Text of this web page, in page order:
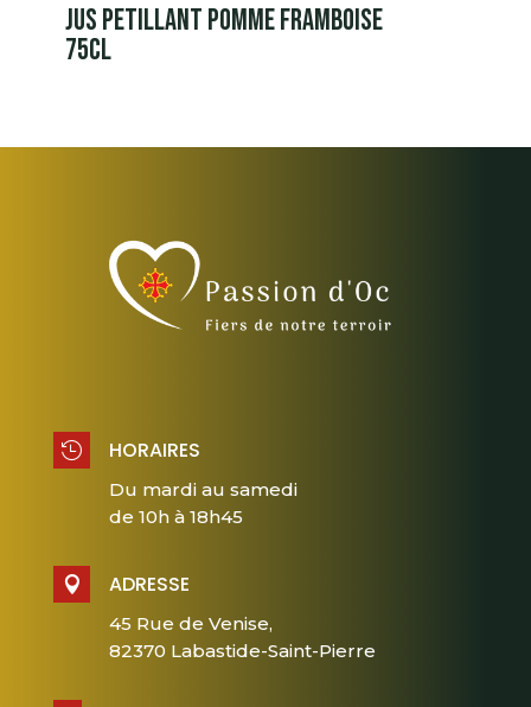
JUS PETILLANT POMME FRAMBOISE
75CL
 HORAIRES
Du mardi au samedi
de 10h à 18h45
 ADRESSE
45 Rue de Venise,
82370 Labastide-Saint-Pierre